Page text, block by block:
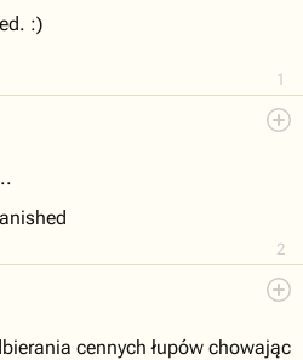
1
:)
2
cennych łupów chowając